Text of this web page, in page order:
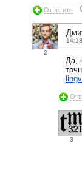
Ответить
2
Да,
3